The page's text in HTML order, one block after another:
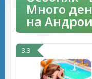
Много
на
3.3